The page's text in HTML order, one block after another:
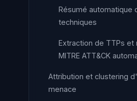
Résumé automatique
techniques
Extraction de TTPs et
MITRE ATT&CK
Attribution et clustering
menace